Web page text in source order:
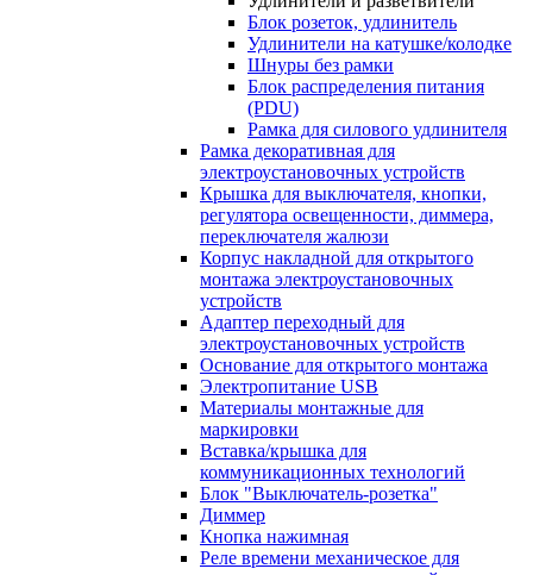
Блок розеток, удлинитель
Удлинители на катушке/колодке
Шнуры без рамки
Блок распределения питания
(PDU)
Рамка для силового удлинителя
Рамка декоративная для
электроустановочных устройств
Крышка для выключателя, кнопки,
регулятора освещенности, диммера,
переключателя жалюзи
Корпус накладной для открытого
монтажа электроустановочных
устройств
Адаптер переходный для
электроустановочных устройств
Основание для открытого монтажа
Электропитание USB
Материалы монтажные для
маркировки
Вставка/крышка для
коммуникационных технологий
Блок "Выключатель-розетка"
Диммер
Кнопка нажимная
Реле времени механическое для